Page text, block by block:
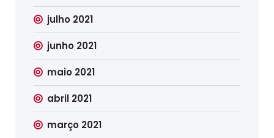
julho 2021
junho 2021
maio 2021
abril 2021
março 2021